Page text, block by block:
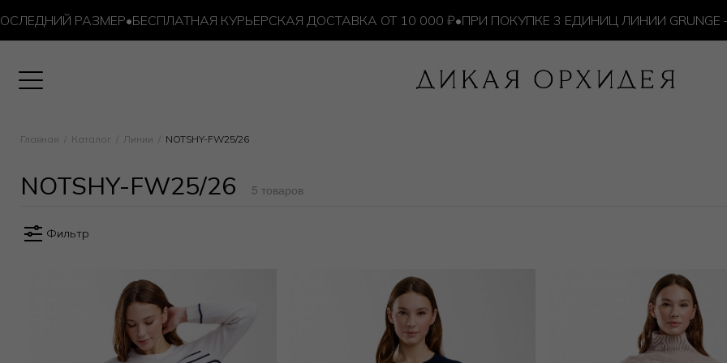
РАЗМЕР•БЕСПЛАТНАЯ КУРЬЕРСКАЯ ДОСТАВКА ОТ 10 000 ₽•ПРИ ПОКУПКЕ 3 ЕДИНИЦ ЛИНИИ GRUNGE
Главная Каталог Линии NOTSHY-FW25/26
NOTSHY-FW25/26 5 товаров
Фильтр